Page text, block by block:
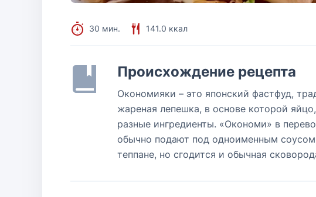
30 мин. 141.0 ккал
Происхождение рецепта
Окономияки – это японский фастфуд,
жареная лепешка, в основе которой
разные ингредиенты. «Окономи» в
обычно подают под одноименным
теппане, но сгодится и обычная